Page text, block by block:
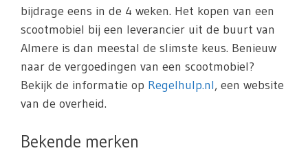
bijdrage eens in de 4 weken. Het kopen van een
scootmobiel bij een leverancier uit de buurt van
Almere is dan meestal de slimste keus. Benieuw
naar de vergoedingen van een scootmobiel?
Bekijk de informatie op Regelhulp.nl, een website
van de overheid.
Bekende merken